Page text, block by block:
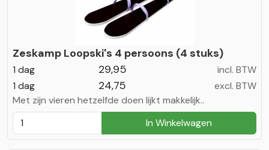
Zeskamp Loopski's 4 persoons (4 stuks)
1 dag 29,95
incl. BTW
1 dag
24,75
excl. BTW
Met zijn vieren hetzelfde doen lijkt makkelijk..
In Winkelwagen